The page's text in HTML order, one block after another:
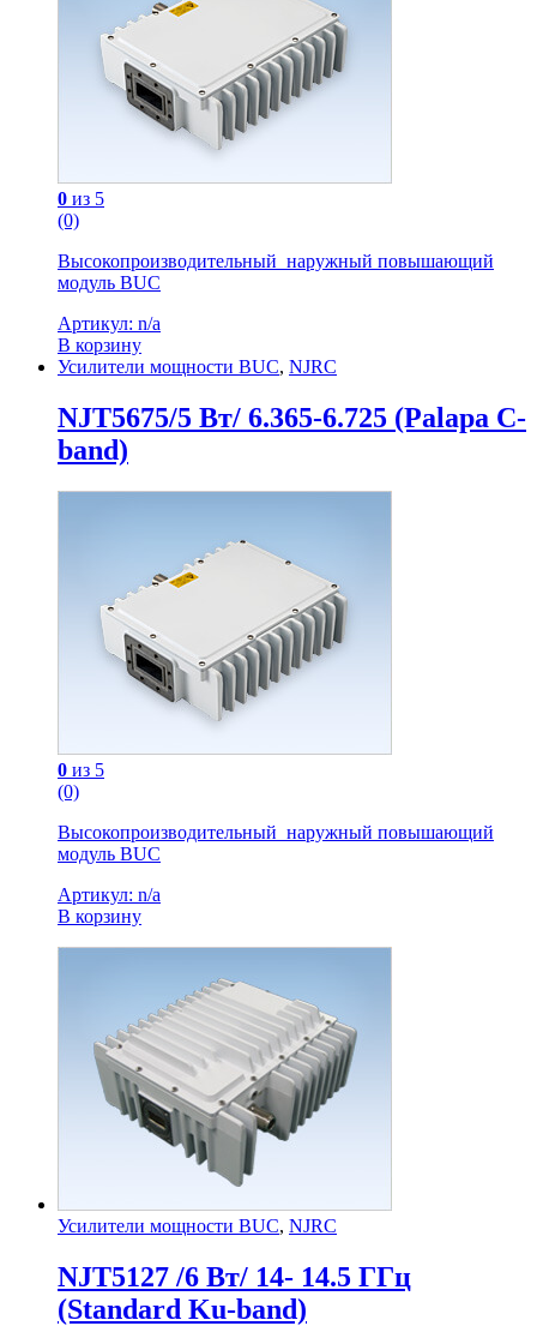
0 из 5
(0)
Высокопроизводительный наружный повышающий
модуль BUC
Артикул: n/a
В корзину
Усилители мощности BUC, NJRC
NJT5675/5 Вт/ 6.365-6.725 (Palapa C-
band)
0 из 5
(0)
Высокопроизводительный наружный повышающий
модуль BUC
Артикул: n/a
В корзину
Усилители мощности BUC, NJRC
NJT5127 /6 Вт/ 14- 14.5 ГГц
(Standard Ku-band)